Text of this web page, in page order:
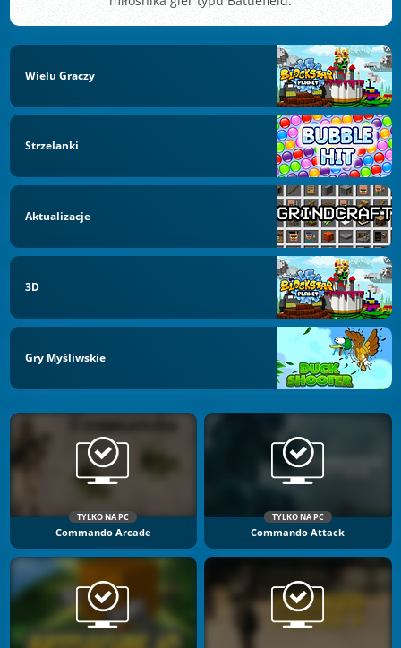
Wielu Graczy
Strzelanki
Aktualizacje
3D
Gry Myśliwskie
TYLKO NA PC
Commando Arcade
TYLKO NA PC
Commando Attack